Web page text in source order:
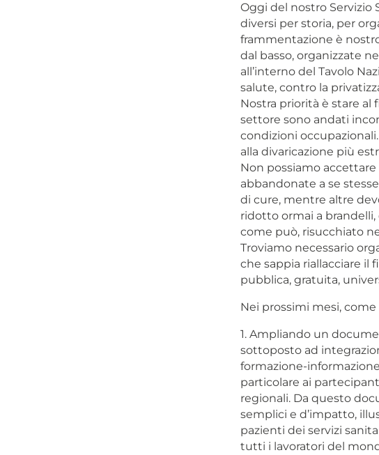
Oggi del nostro Servizio
diversi per storia, per
frammentazione è
dal basso, organizzate
all’interno del Tavolo
salute, contro la
Nostra priorità è stare
settore sono andati
condizioni
alla divaricazione più
Non possiamo
abbandonate a se
di cure, mentre altre
ridotto ormai a
come può, risucchiato
Troviamo necessario
che sappia riallacciare il
pubblica, gratuita,
Nei prossimi mesi,
1. Ampliando un
sottoposto ad
formazione-
particolare ai
regionali. Da questo
semplici e d’impatto,
pazienti dei servizi
tutti i lavoratori del